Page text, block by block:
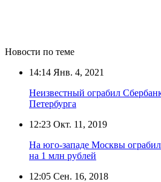
Новости по теме
14:14 Янв. 4, 2021
Неизвестный ограбил
Петербурга
12:23 Окт. 11, 2019
На юго-западе Москвы
на 1 млн рублей
12:05 Сен. 16, 2018